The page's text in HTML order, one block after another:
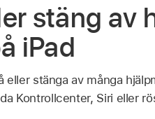
stäng
iPad
eller stänga av många
Kontrollcenter, Siri eller